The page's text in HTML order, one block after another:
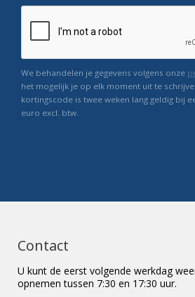
We behandelen je gegevens volgens onze
het mogelijk je op elk moment uit te
kortingscode is twee weken lang geldig bij
euro excl. btw.
Contact
U kunt de eerst volgende werkdag
opnemen tussen 7:30 en 17:30 uur.